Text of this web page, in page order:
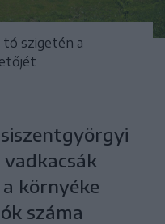
tó szigetén a
környéke
száma